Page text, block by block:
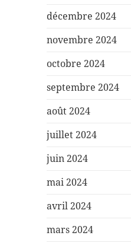
décembre 2024
novembre 2024
octobre 2024
septembre 2024
août 2024
juillet 2024
juin 2024
mai 2024
avril 2024
mars 2024